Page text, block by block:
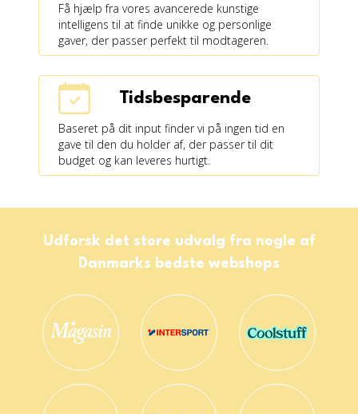
Få hjælp fra vores avancerede kunstige
intelligens til at finde unikke og personlige
gaver, der passer perfekt til modtageren.
Tidsbesparende
Baseret på dit input finder vi på ingen tid en
gave til den du holder af, der passer til dit
budget og kan leveres hurtigt.
Udforsk det store udvalg fra nogle af
Danmarks bedste webshops